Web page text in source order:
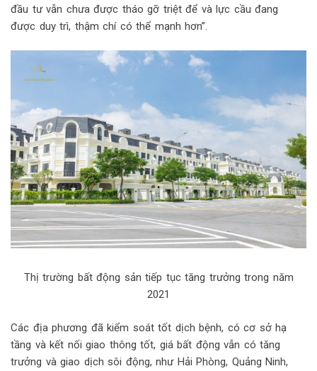
đầu tư vẫn chưa được tháo gỡ triệt để và lực cầu đang
được duy trì, thậm chí có thể mạnh hơn”.
Thị trường bất động sản tiếp tục tăng trưởng trong năm
2021
Các địa phương đã kiểm soát tốt dịch bệnh, có cơ sở hạ
tầng và kết nối giao thông tốt, giá bất động vẫn có tăng
trưởng và giao dịch sôi động, như Hải Phòng, Quảng Ninh,